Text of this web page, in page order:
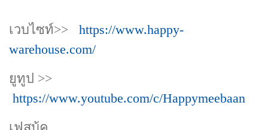
เวบไซท์>> https://www.happy-
warehouse.com/
ยูทูป >>
https://www.youtube.com/c/Happymeebaan